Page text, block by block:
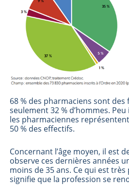
68 % des pharmaciens sont
seulement 32 % d’hommes.
les pharmaciennes
50 % des effectifs.
Concernant l’âge moyen, il est
observe ces dernières années
moins de 35 ans. Ce qui est très
signifie que la profession se